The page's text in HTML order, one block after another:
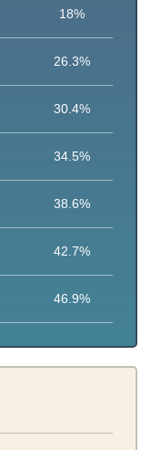
18%
26.3%
30.4%
34.5%
38.6%
42.7%
46.9%